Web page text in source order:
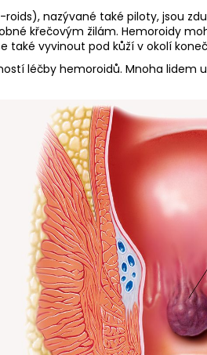
nazývané také piloty, jsou
křečovým žilám. Hemoroidy
také vyvinout pod kůží v okolí
léčby hemoroidů. Mnoha